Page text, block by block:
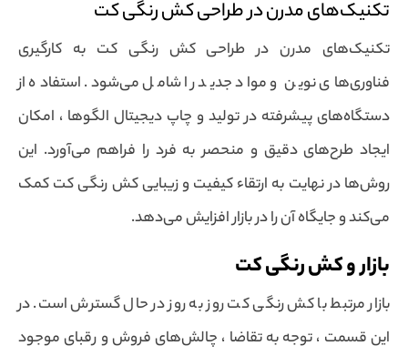
تکنیک‌های مدرن در طراحی کش رنگی کت
تکنیک‌های مدرن در طراحی کش رنگی کت به کارگیری
فناوری‌های نوین و مواد جدید را شامل می‌شود. استفاده از
دستگاه‌های پیشرفته در تولید و چاپ دیجیتال الگوها ، امکان
ایجاد طرح‌های دقیق و منحصر به فرد را فراهم می‌آورد. این
روش‌ها در نهایت به ارتقاء کیفیت و زیبایی کش رنگی کت کمک
می‌کند و جایگاه آن را در بازار افزایش می‌دهد.
بازار و کش رنگی کت
بازار مرتبط با کش رنگی کت روز به روز در حال گسترش است. در
این قسمت ، توجه به تقاضا ، چالش‌های فروش و رقبای موجود